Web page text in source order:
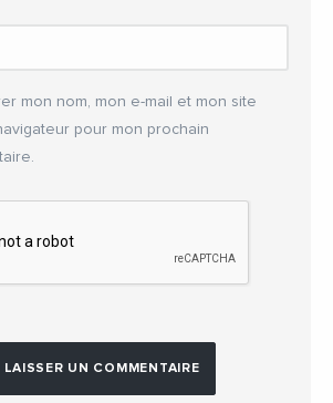
mon nom, mon e-mail et mon site
pour mon prochain